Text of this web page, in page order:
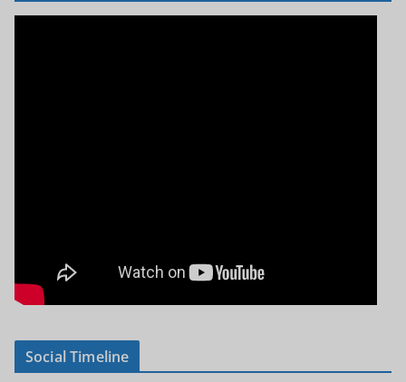
Social Timeline